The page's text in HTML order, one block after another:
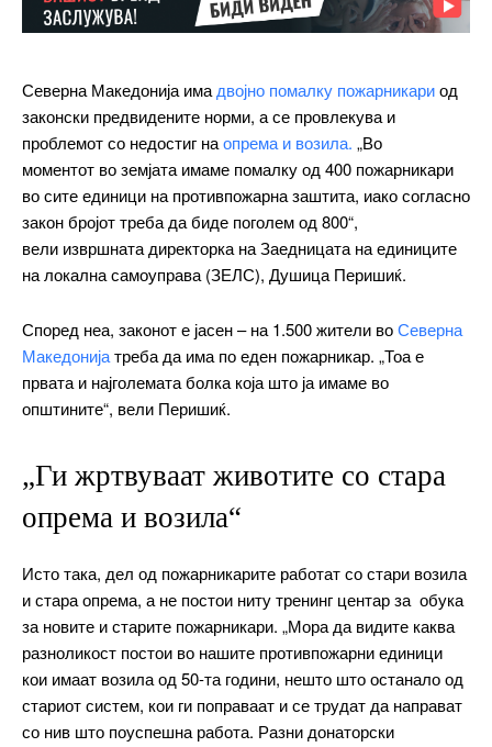
Северна Македонија има двојно помалку пожарникариод
законски предвидените норми, а се провлекува и
проблемот со недостиг наопрема и возила. „Во
моментот во земјата имаме помалку од 400 пожарникари
во сите единици на противпожарна заштита, иако согласно
закон бројот треба да биде поголем од 800“,
вели извршната директорка на Заедницата на единиците
на локална самоуправа (ЗЕЛС), Душица Перишиќ.
Според неа, законот е јасен – на 1.500 жители воСеверна
Македонијатреба да има по еден пожарникар. „Тоа е
првата и најголемата болка која што ја имаме во
општините“, вели Перишиќ.
„Ги жртвуваат животите со стара
опрема и возила“
Исто така, дел од пожарникарите работат со стари возила
и стара опрема, а не постои ниту тренинг центар за обука
за новите и старите пожарникари. „Мора да видите каква
разноликост постои во нашите противпожарни единици
кои имаат возила од 50-та години, нешто што останало од
стариот систем, кои ги поправаат и се трудат да направат
со нив што поуспешна работа. Разни донаторски